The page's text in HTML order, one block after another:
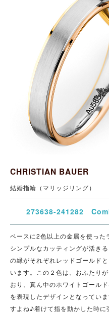
CHRISTIAN BAUER
結婚指輪（マリッジリング）
273638-241282
ベースに2色以上の金属を使った
シンプルなカッティングが活き
の縁がそれぞれレッドゴールド
います。この２色は、おふたり
おり、真ん中のホワイトゴール
を表現したデザインとなってい
すよね♪着けて指を動かした時